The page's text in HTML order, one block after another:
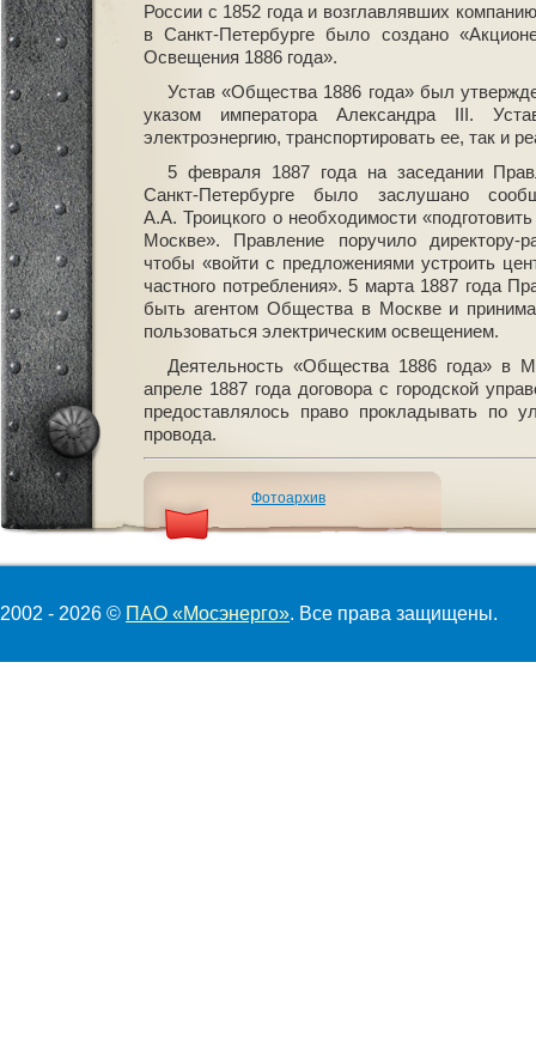
России с 1852 года и возглавлявших
в Санкт-Петербурге было создано
Освещения 1886 года».
Устав «Общества 1886 года» был
указом императора Александра III.
электроэнергию, транспортировать ее, так и
5 февраля 1887 года на заседании
Санкт-Петербурге было заслушано
А.А. Троицкого о необходимости
Москве». Правление поручило директору-
чтобы «войти с предложениями устроить
частного потребления». 5 марта 1887 года
быть агентом Общества в Москве и
пользоваться электрическим освещением.
Деятельность «Общества 1886 года» в
апреле 1887 года договора с городской
предоставлялось право прокладывать по
провода.
Фотоархив
2002 - 2026 © ПАО «Мосэнерго». Все права защищены.